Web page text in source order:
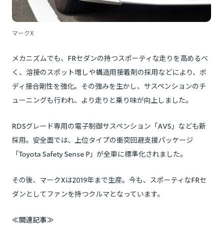
マークX
メカニズムでも、FRセダンの持つスポーティな走りを高めるべ
く、溶接のスポット増しや構造用接着剤の採用などにより、ボ
ディ接合剛性を強化。その強みを生かし、サスペンションのチ
ューニングも行われ、より走りと乗り味が向上しました。
RDSグレード専用の電子制御サスペンション「AVS」なども新
採用。安全面では、上位タイプの衝突回避支援パッケージ
「Toyota Safety Sense P」が全車に標準化されました。
その後、マークXは2019年まで生産。今も、スポーティなFRセ
ダンとしてファンを持つクルマとなっています。
≪関連記事≫